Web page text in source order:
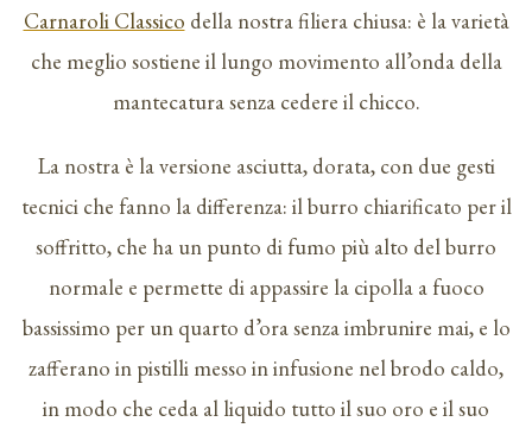
Carnaroli Classico della nostra filiera chiusa: è la varietà
che meglio sostiene il lungo movimento all’onda della
mantecatura senza cedere il chicco.
La nostra è la versione asciutta, dorata, con due gesti
tecnici che fanno la differenza: il burro chiarificato per il
soffritto, che ha un punto di fumo più alto del burro
normale e permette di appassire la cipolla a fuoco
bassissimo per un quarto d’ora senza imbrunire mai, e lo
zafferano in pistilli messo in infusione nel brodo caldo,
in modo che ceda al liquido tutto il suo oro e il suo